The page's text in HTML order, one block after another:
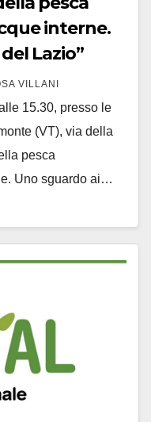
interne.
del Lazio”
VILLANI
15.30, presso le
(VT), via della
pesca
Uno sguardo ai…